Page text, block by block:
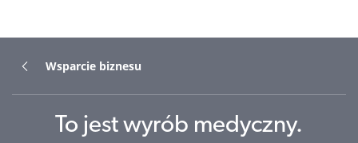
Wsparcie biznesu
To jest wyrób medyczny.